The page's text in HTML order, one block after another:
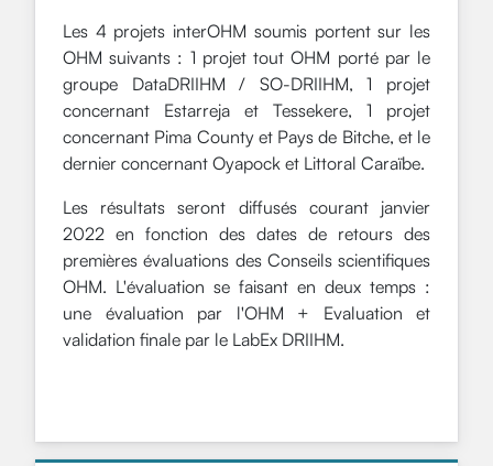
Les 4 projets interOHM soumis portent sur les
OHM suivants : 1 projet tout OHM porté par le
groupe DataDRIIHM / SO-DRIIHM, 1 projet
concernant Estarreja et Tessekere, 1 projet
concernant Pima County et Pays de Bitche, et le
dernier concernant Oyapock et Littoral Caraïbe.
Les résultats seront diffusés courant janvier
2022 en fonction des dates de retours des
premières évaluations des Conseils scientifiques
OHM. L'évaluation se faisant en deux temps :
une évaluation par l'OHM + Evaluation et
validation finale par le LabEx DRIIHM.